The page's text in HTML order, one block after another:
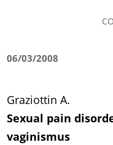
06/03/2008
Graziottin A.
Sexual pain
vaginismus